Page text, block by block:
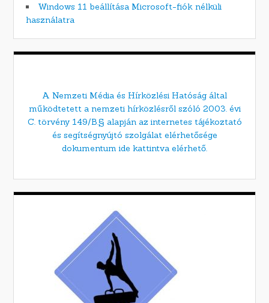
Windows 11 beállítása Microsoft-fiók nélküli
használatra
A Nemzeti Média és Hírközlési Hatóság által
működtetett a nemzeti hírközlésről szóló 2003. évi
C. törvény 149/B.§ alapján az internetes tájékoztató
és segítségnyújtó szolgálat elérhetősége
dokumentum ide kattintva elérhető.